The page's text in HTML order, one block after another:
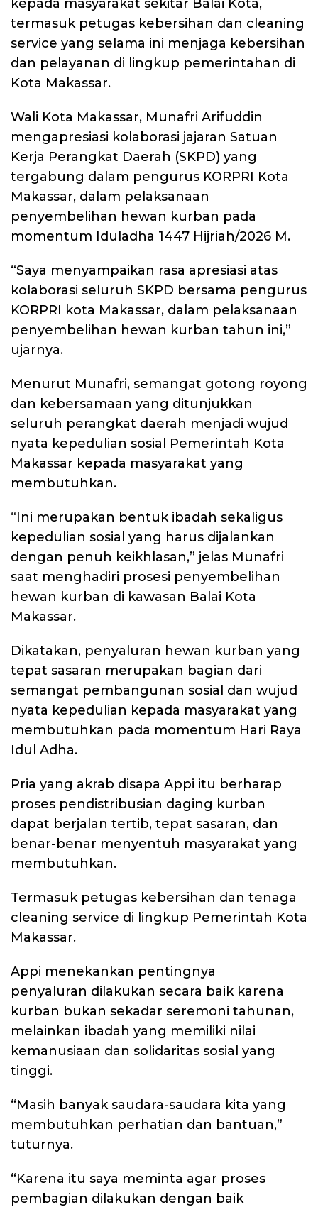
kepada masyarakat sekitar Balai Kota,
termasuk petugas kebersihan dan cleaning
service yang selama ini menjaga kebersihan
dan pelayanan di lingkup pemerintahan di
Kota Makassar.
Wali Kota Makassar, Munafri Arifuddin
mengapresiasi kolaborasi jajaran Satuan
Kerja Perangkat Daerah (SKPD) yang
tergabung dalam pengurus KORPRI Kota
Makassar, dalam pelaksanaan
penyembelihan hewan kurban pada
momentum Iduladha 1447 Hijriah/2026 M.
“Saya menyampaikan rasa apresiasi atas
kolaborasi seluruh SKPD bersama pengurus
KORPRI kota Makassar, dalam pelaksanaan
penyembelihan hewan kurban tahun ini,”
ujarnya.
Menurut Munafri, semangat gotong royong
dan kebersamaan yang ditunjukkan
seluruh perangkat daerah menjadi wujud
nyata kepedulian sosial Pemerintah Kota
Makassar kepada masyarakat yang
membutuhkan.
“Ini merupakan bentuk ibadah sekaligus
kepedulian sosial yang harus dijalankan
dengan penuh keikhlasan,” jelas Munafri
saat menghadiri prosesi penyembelihan
hewan kurban di kawasan Balai Kota
Makassar.
Dikatakan, penyaluran hewan kurban yang
tepat sasaran merupakan bagian dari
semangat pembangunan sosial dan wujud
nyata kepedulian kepada masyarakat yang
membutuhkan pada momentum Hari Raya
Idul Adha.
Pria yang akrab disapa Appi itu berharap
proses pendistribusian daging kurban
dapat berjalan tertib, tepat sasaran, dan
benar-benar menyentuh masyarakat yang
membutuhkan.
Termasuk petugas kebersihan dan tenaga
cleaning service di lingkup Pemerintah Kota
Makassar.
Appi menekankan pentingnya
penyaluran dilakukan secara baik karena
kurban bukan sekadar seremoni tahunan,
melainkan ibadah yang memiliki nilai
kemanusiaan dan solidaritas sosial yang
tinggi.
“Masih banyak saudara-saudara kita yang
membutuhkan perhatian dan bantuan,”
tuturnya.
“Karena itu saya meminta agar proses
pembagian dilakukan dengan baik